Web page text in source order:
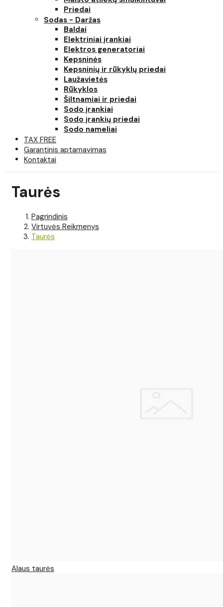
Priedai
Sodas - Daržas
Baldai
Elektriniai įrankiai
Elektros generatoriai
Kepsninės
Kepsninių ir rūkyklų priedai
Laužavietės
Rūkyklos
Šiltnamiai ir priedai
Sodo įrankiai
Sodo įrankių priedai
Sodo nameliai
TAX FREE
Garantinis aptarnavimas
Kontaktai
Taurės
Pagrindinis
Virtuvės Reikmenys
Taurės
Alaus taurės